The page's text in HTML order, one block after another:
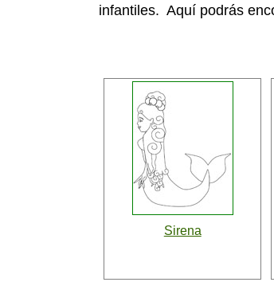
infantiles. Aquí podrás
Sirena